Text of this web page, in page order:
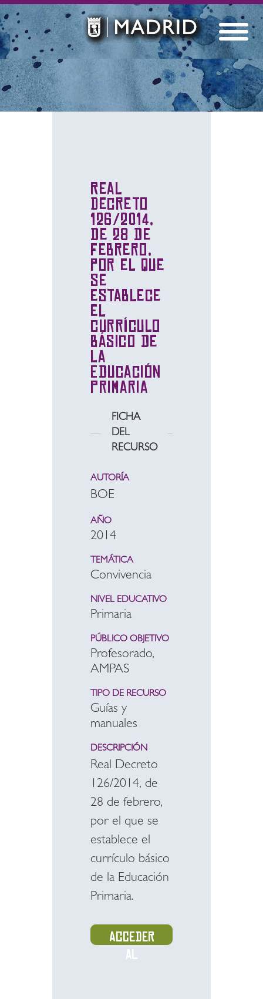
Real
Decreto
126/2014,
de 28 de
febrero,
por el que
se
establece
el
currículo
básico de
la
Educación
Primaria
FICHA
DEL
RECURSO
AUTORÍA
BOE
AÑO
2014
TEMÁTICA
Convivencia
NIVEL EDUCATIVO
Primaria
PÚBLICO OBJETIVO
Profesorado,
AMPAS
TIPO DE RECURSO
Guías y
manuales
DESCRIPCIÓN
Real Decreto
126/2014, de
28 de febrero,
por el que se
establece el
currículo básico
de la Educación
Primaria.
Acceder
al